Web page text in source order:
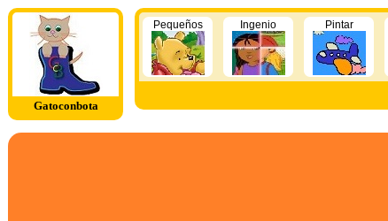
Gatoconbota
Pequeños Ingenio Pintar